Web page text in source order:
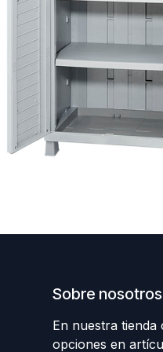
Sobre nosotros
En nuestra tienda
opciones en